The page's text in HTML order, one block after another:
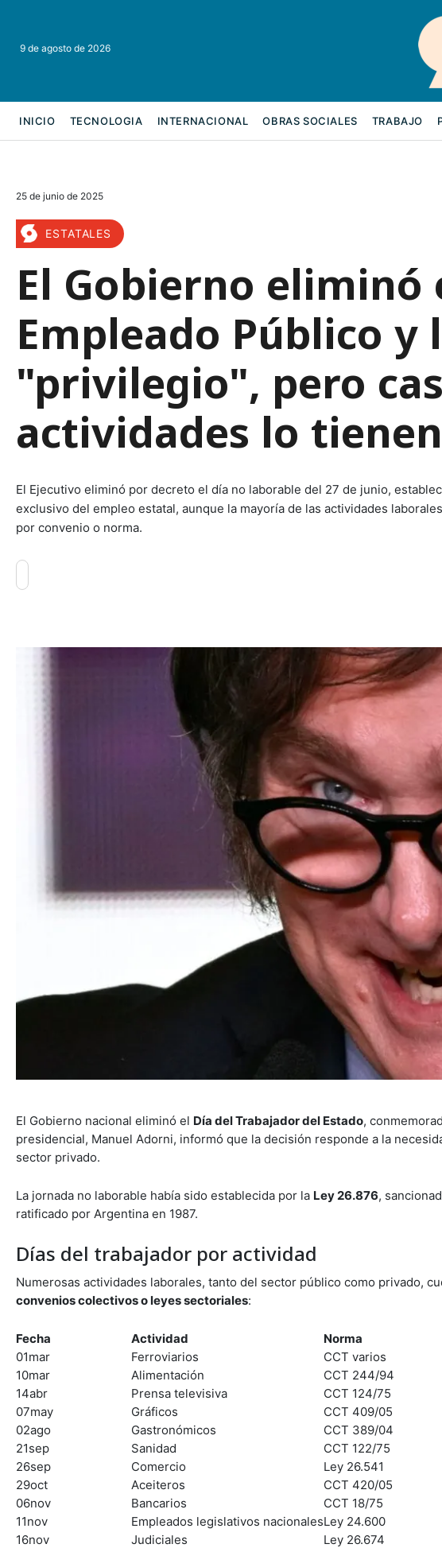
9 de agosto de 2026
INICIO TECNOLOGIA INTERNACIONAL OBRAS SOCIALES TRABAJO
25 de junio de 2025
ESTATALES
El Gobierno eliminó
Empleado Público y
"privilegio", pero
actividades lo tienen
El Ejecutivo eliminó por decreto el día no laborable del 27 de junio,
exclusivo del empleo estatal, aunque la mayoría de las actividades
por convenio o norma.
El Gobierno nacional eliminó el Día del Trabajador del Estado,
presidencial, Manuel Adorni, informó que la decisión responde a la
sector privado.
La jornada no laborable había sido establecida por la Ley 26.876,
ratificado por Argentina en 1987.
Días del trabajador por actividad
Numerosas actividades laborales, tanto del sector público como privado,
convenios colectivos o leyes sectoriales:
Fecha Actividad
Norma
01mar
Ferroviarios
CCT varios
10mar
Alimentación
CCT 244/94
14abr
Prensa televisiva
CCT 124/75
07may
Gráficos
CCT 409/05
02ago
Gastronómicos
CCT 389/04
21sep
Sanidad
CCT 122/75
26sep
Comercio
Ley 26.541
29oct
Aceiteros
CCT 420/05
06nov
Bancarios
CCT 18/75
11nov
Empleados legislativos nacionalesLey 24.600
16nov
Judiciales
Ley 26.674